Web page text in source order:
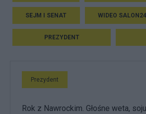
SEJM I SENAT WIDEO SALON24
PREZYDENT
Prezydent
Rok z Nawrockim. Głośne weta,